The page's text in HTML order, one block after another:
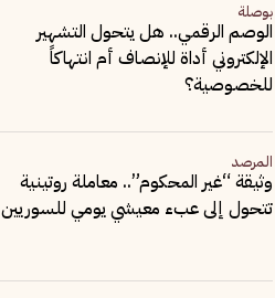
بوصلة
الوصم الرقمي.. هل يتحول التشهير
الإلكتروني أداة للإنصاف أم انتهاكاً
للخصوصية؟
المرصد
وثيقة “غير المحكوم”.. معاملة روتينية
تتحول إلى عبء معيشي يومي للسوريين